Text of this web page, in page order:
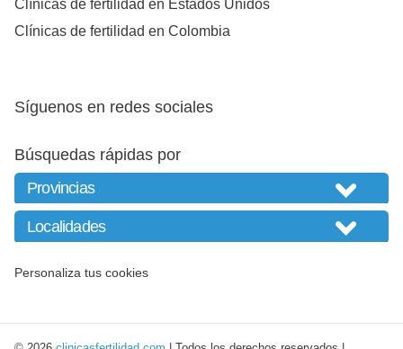
Clínicas de fertilidad en Estados Unidos
Clínicas de fertilidad en Colombia
Síguenos en redes sociales
Búsquedas rápidas por
Personaliza tus cookies